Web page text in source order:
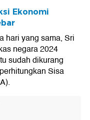
Ekonomi
hari yang sama, Sri
negara 2024
sudah dikurang
Sisa